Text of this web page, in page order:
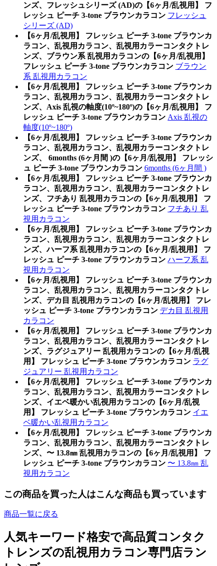
ンズ、フレッシュシリーズ (AD)の【6ヶ月/乱視用】 フ
レッシュ ピーチ 3-tone ブラウンカラコン フレッシュ
シリーズ (AD)
【6ヶ月/乱視用】 フレッシュ ピーチ 3-tone ブラウンカ
ラコン、乱視用カラコン、乱視用カラーコンタクトレ
ンズ、ブラウン系 乱視用カラコンの【6ヶ月/乱視用】
フレッシュ ピーチ 3-tone ブラウンカラコン ブラウン
系 乱視用カラコン
【6ヶ月/乱視用】 フレッシュ ピーチ 3-tone ブラウンカ
ラコン、乱視用カラコン、乱視用カラーコンタクトレ
ンズ、Axis 乱視の軸度(10º~180º)の【6ヶ月/乱視用】 フ
レッシュ ピーチ 3-tone ブラウンカラコン Axis 乱視の
軸度(10º~180º)
【6ヶ月/乱視用】 フレッシュ ピーチ 3-tone ブラウンカ
ラコン、乱視用カラコン、乱視用カラーコンタクトレ
ンズ、 6months (6ヶ月間 )の【6ヶ月/乱視用】 フレッシ
ュ ピーチ 3-tone ブラウンカラコン 6months (6ヶ月間 )
【6ヶ月/乱視用】 フレッシュ ピーチ 3-tone ブラウンカ
ラコン、乱視用カラコン、乱視用カラーコンタクトレ
ンズ、フチあり 乱視用カラコンの【6ヶ月/乱視用】 フ
レッシュ ピーチ 3-tone ブラウンカラコン フチあり 乱
視用カラコン
【6ヶ月/乱視用】 フレッシュ ピーチ 3-tone ブラウンカ
ラコン、乱視用カラコン、乱視用カラーコンタクトレ
ンズ、ハーフ系 乱視用カラコンの【6ヶ月/乱視用】 フ
レッシュ ピーチ 3-tone ブラウンカラコン ハーフ系 乱
視用カラコン
【6ヶ月/乱視用】 フレッシュ ピーチ 3-tone ブラウンカ
ラコン、乱視用カラコン、乱視用カラーコンタクトレ
ンズ、デカ目 乱視用カラコンの【6ヶ月/乱視用】 フレ
ッシュ ピーチ 3-tone ブラウンカラコン デカ目 乱視用
カラコン
【6ヶ月/乱視用】 フレッシュ ピーチ 3-tone ブラウンカ
ラコン、乱視用カラコン、乱視用カラーコンタクトレ
ンズ、ラグジュアリー 乱視用カラコンの【6ヶ月/乱視
用】 フレッシュ ピーチ 3-tone ブラウンカラコン ラグ
ジュアリー 乱視用カラコン
【6ヶ月/乱視用】 フレッシュ ピーチ 3-tone ブラウンカ
ラコン、乱視用カラコン、乱視用カラーコンタクトレ
ンズ、イエベ暖かい乱視用カラコンの【6ヶ月/乱視
用】 フレッシュ ピーチ 3-tone ブラウンカラコン イエ
ベ暖かい乱視用カラコン
【6ヶ月/乱視用】 フレッシュ ピーチ 3-tone ブラウンカ
ラコン、乱視用カラコン、乱視用カラーコンタクトレ
ンズ、〜 13.8㎜ 乱視用カラコンの【6ヶ月/乱視用】 フ
レッシュ ピーチ 3-tone ブラウンカラコン 〜 13.8㎜ 乱
視用カラコン
この商品を買った人はこんな商品も買っています
商品一覧に戻る
人気キーワード格安で高品質コンタク
トレンズの乱視用カラコン専門店ラン